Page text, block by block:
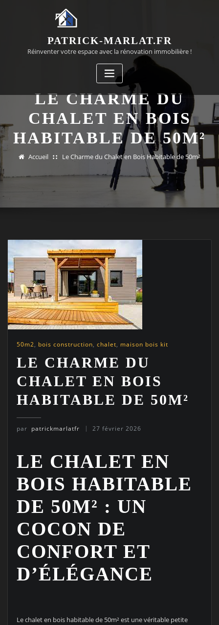
PATRICK-MARLAT.FR
Réinventer votre espace avec la rénovation immobilière !
LE CHARME DU
CHALET EN BOIS
HABITABLE DE 50M²
Accueil Le Charme du Chalet en Bois Habitable de 50m²
50m2, bois construction, chalet, maison bois kit
LE CHARME DU
CHALET EN BOIS
HABITABLE DE 50M²
par patrickmarlatfr 27 février 2026
LE CHALET EN
BOIS HABITABLE
DE 50M² : UN
COCON DE
CONFORT ET
D’ÉLÉGANCE
Le chalet en bois habitable de 50m² est une véritable petite